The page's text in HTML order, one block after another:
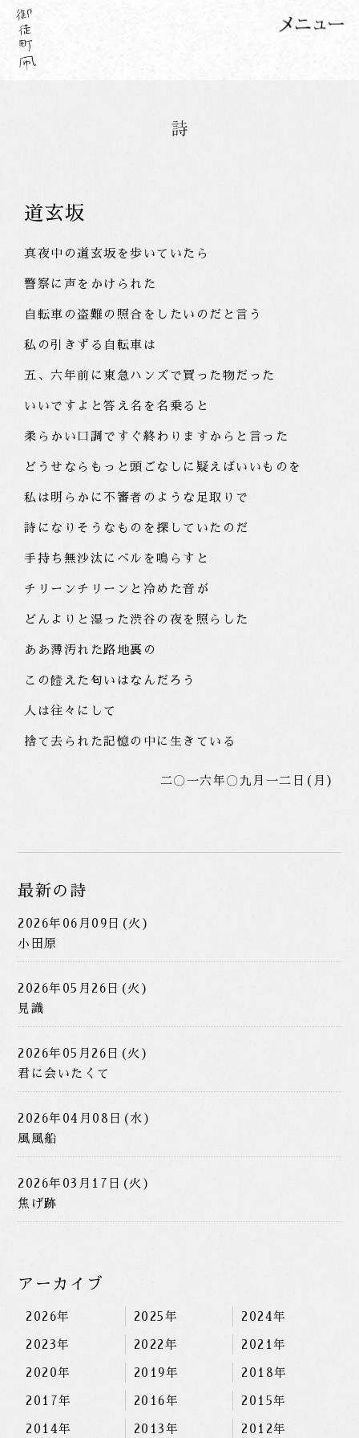
道玄坂
真夜中の道玄坂を歩いていたら
警察に声をかけられた
自転車の盗難の照合をしたいのだと言う
私の引きずる自転車は
五、六年前に東急ハンズで買った物だった
いいですよと答え名を名乗ると
柔らかい口調ですぐ終わりますからと言った
どうせならもっと頭ごなしに疑えばいいものを
私は明らかに不審者のような足取りで
詩になりそうなものを探していたのだ
手持ち無沙汰にベルを鳴らすと
チリーンチリーンと冷めた音が
どんよりと湿った渋谷の夜を照らした
ああ薄汚れた路地裏の
この饐えた匂いはなんだろう
人は往々にして
捨て去られた記憶の中に生きている
二〇一六年〇九月一二日(月)
最新の詩
2026年06月09日(火)
小田原
2026年05月26日(火)
見識
2026年05月26日(火)
君に会いたくて
2026年04月08日(水)
風風船
2026年03月17日(火)
焦げ跡
アーカイブ
2026年 2025年 2024年
2023年 2022年 2021年
2020年 2019年 2018年
2017年 2016年 2015年
2014年 2013年 2012年